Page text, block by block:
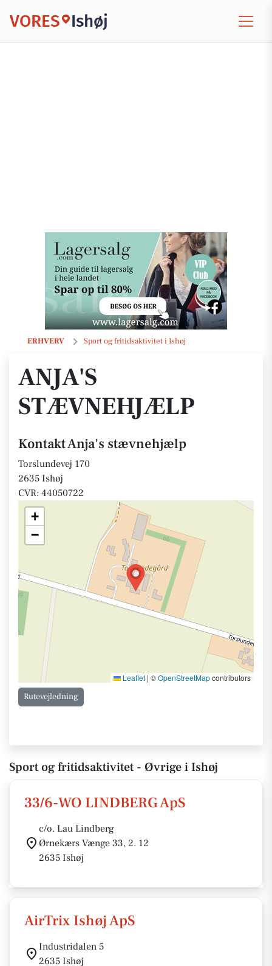
VORES Ishøj
ERHVERV Sport og fritidsaktivitet i Ishøj
Anja's stævnehjælp
ANJA'S
STÆVNEHJÆLP
Kontakt Anja's stævnehjælp
Torslundevej 170
2635 Ishøj
CVR: 44050722
+
−
Leaflet | ©OpenStreetMapcontributors
Rutevejledning
Sport og fritidsaktivitet - Øvrige i Ishøj
33/6-WO LINDBERG ApS
c/o. Lau Lindberg
Ørnekærs Vænge 33, 2. 12
2635 Ishøj
AirTrix Ishøj ApS
Industridalen 5
2635 Ishøj